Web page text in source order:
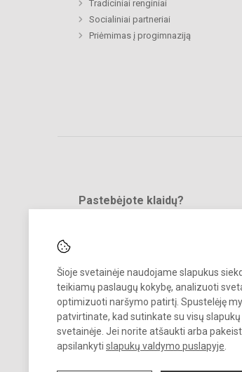
Šioje svetainėje naudojame slapukus
teikiamų paslaugų kokybę, analizuoti
optimizuoti naršymo patirtį. Spustelėję
patvirtinate, kad sutinkate su visų
svetainėje. Jei norite atšaukti arba
apsilankyti slapukų valdymo puslapyje
Tradiciniai renginiai
Socialiniai partneriai
Priėmimas į progimnaziją
Pastebėjote klaidų?
© 2024. Vilniaus Žemynos progimnazija. Visos
Kopijuoti turinį be raštiško įstaigos